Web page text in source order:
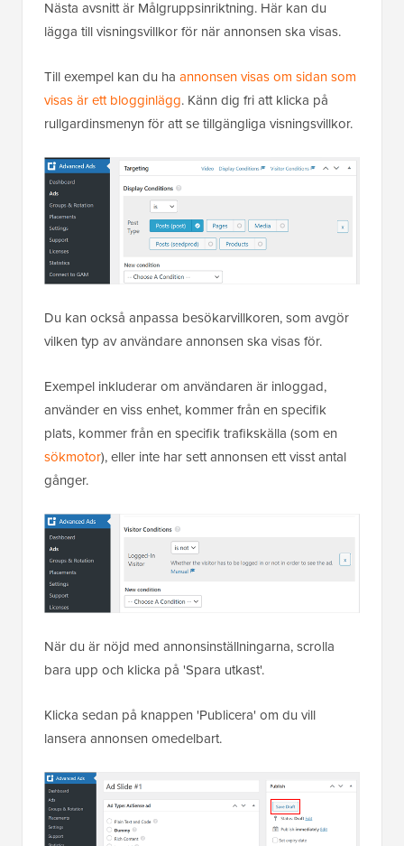
Nästa avsnitt är Målgruppsinriktning. Här kan du
lägga till visningsvillkor för när annonsen ska visas.
Till exempel kan du ha annonsen visas om sidan som
visas är ett blogginlägg. Känn dig fri att klicka på
rullgardinsmenyn för att se tillgängliga visningsvillkor.
Du kan också anpassa besökarvillkoren, som avgör
vilken typ av användare annonsen ska visas för.
Exempel inkluderar om användaren är inloggad,
använder en viss enhet, kommer från en specifik
plats, kommer från en specifik trafikskälla (som en
sökmotor), eller inte har sett annonsen ett visst antal
gånger.
När du är nöjd med annonsinställningarna, scrolla
bara upp och klicka på 'Spara utkast'.
Klicka sedan på knappen 'Publicera' om du vill
lansera annonsen omedelbart.